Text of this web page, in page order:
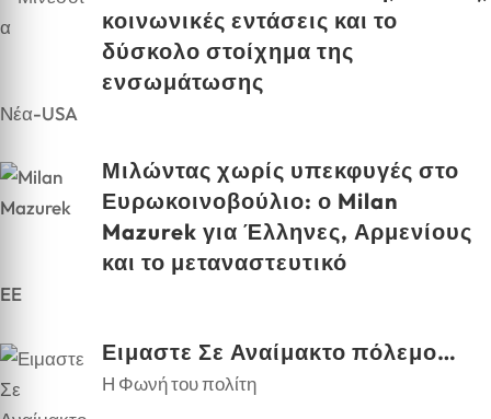
κοινωνικές εντάσεις και το
δύσκολο στοίχημα της
ενσωμάτωσης
Νέα-USA
Μιλώντας χωρίς υπεκφυγές στο
Ευρωκοινοβούλιο: ο Milan
Mazurek για Έλληνες, Αρμενίους
και το μεταναστευτικό
EE
Ειμαστε Σε Αναίμακτο πόλεμο…
Η Φωνή του πολίτη